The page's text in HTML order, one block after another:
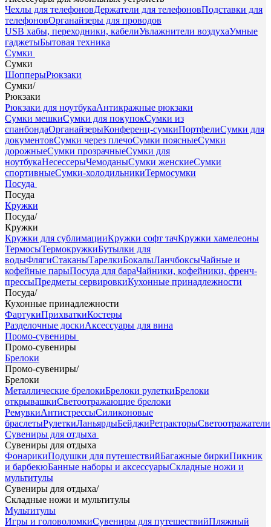
Чехлы для телефоновДержатели для телефоновПодставки для
телефоновОрганайзеры для проводов
USB хабы, переходники, кабелиУвлажнители воздухаУмные
гаджетыБытовая техника
Сумки
Сумки
ШопперыРюкзаки
Сумки/
Рюкзаки
Рюкзаки для ноутбукаАнтикражные рюкзаки
Сумки мешкиСумки для покупокСумки из
спанбондаОрганайзерыКонференц-сумкиПортфелиСумки для
документовСумки через плечоСумки поясныеСумки
дорожныеСумки прозрачныеСумки для
ноутбукаНесессерыЧемоданыСумки женскиеСумки
спортивныеСумки-холодильникиТермосумки
Посуда
Посуда
Кружки
Посуда/
Кружки
Кружки для сублимацииКружки софт тачКружки хамелеоны
ТермосыТермокружкиБутылки для
водыФлягиСтаканыТарелкиБокалыЛанчбоксыЧайные и
кофейные парыПосуда для бараЧайники, кофейники, френч-
прессыПредметы сервировкиКухонные принадлежности
Посуда/
Кухонные принадлежности
ФартукиПрихваткиКостеры
Разделочные доскиАксессуары для вина
Промо-сувениры
Промо-сувениры
Брелоки
Промо-сувениры/
Брелоки
Металлические брелокиБрелоки рулеткиБрелоки
открывашкиСветоотражающие брелоки
РемувкиАнтистрессыСиликоновые
браслетыРулеткиЛаньярдыБейджиРетракторыСветоотражатели
Сувениры для отдыха
Сувениры для отдыха
ФонарикиПодушки для путешествийБагажные биркиПикник
и барбекюБанные наборы и аксессуарыСкладные ножи и
мультитулы
Сувениры для отдыха/
Складные ножи и мультитулы
Мультитулы
Игры и головоломкиСувениры для путешествийПляжный